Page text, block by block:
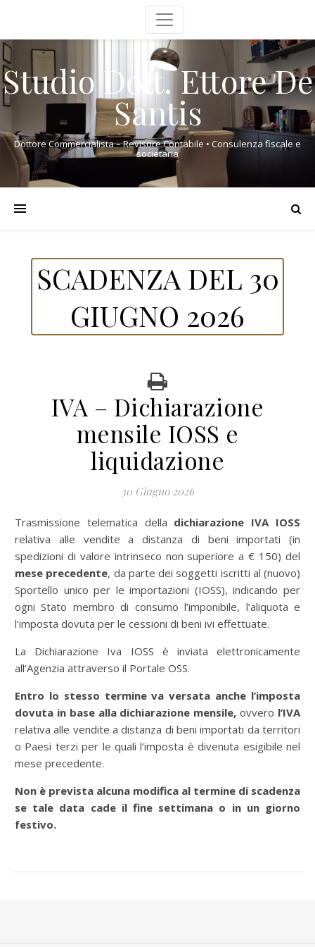
Studio Dott. Ettore De
Santis
Dottore Commercialista – Revisore Contabile • Consulenza fiscale e
societaria
SCADENZA DEL 30
GIUGNO 2026
IVA – Dichiarazione
mensile IOSS e
liquidazione
30 Giugno 2026
Trasmissione telematica della dichiarazione IVA IOSS
relativa alle vendite a distanza di beni importati (in
spedizioni di valore intrinseco non superiore a € 150) del
mese precedente, da parte dei soggetti iscritti al (nuovo)
Sportello unico per le importazioni (IOSS), indicando per
ogni Stato membro di consumo l’imponibile, l’aliquota e
l’imposta dovuta per le cessioni di beni ivi effettuate.
La Dichiarazione Iva IOSS è inviata elettronicamente
all’Agenzia attraverso il Portale OSS.
Entro lo stesso termine va versata anche l’imposta
dovuta in base alla dichiarazione mensile, ovvero l’IVA
relativa alle vendite a distanza di beni importati da territori
o Paesi terzi per le quali l’imposta è divenuta esigibile nel
mese precedente.
Non è prevista alcuna modifica al termine di scadenza
se tale data cade il fine settimana o in un giorno
festivo.